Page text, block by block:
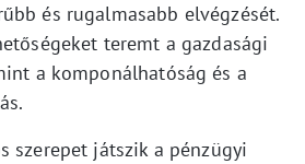
és rugalmasabb elvégzését.
teremt a gazdasági
a komponálhatóság és a
szerepet játszik a pénzügyi